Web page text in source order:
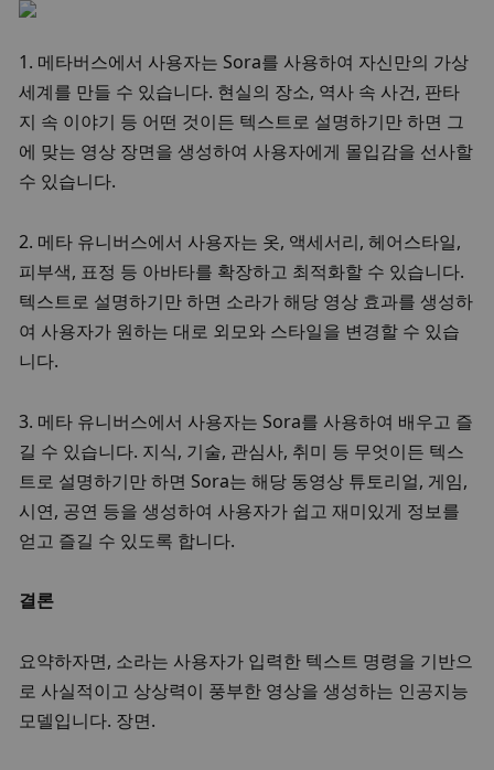
1. 메타버스에서 사용자는 Sora를 사용하여 자신만의 가상
세계를 만들 수 있습니다. 현실의 장소, 역사 속 사건, 판타
지 속 이야기 등 어떤 것이든 텍스트로 설명하기만 하면 그
에 맞는 영상 장면을 생성하여 사용자에게 몰입감을 선사할
수 있습니다.
2. 메타 유니버스에서 사용자는 옷, 액세서리, 헤어스타일,
피부색, 표정 등 아바타를 확장하고 최적화할 수 있습니다.
텍스트로 설명하기만 하면 소라가 해당 영상 효과를 생성하
여 사용자가 원하는 대로 외모와 스타일을 변경할 수 있습
니다.
3. 메타 유니버스에서 사용자는 Sora를 사용하여 배우고 즐
길 수 있습니다. 지식, 기술, 관심사, 취미 등 무엇이든 텍스
트로 설명하기만 하면 Sora는 해당 동영상 튜토리얼, 게임,
시연, 공연 등을 생성하여 사용자가 쉽고 재미있게 정보를
얻고 즐길 수 있도록 합니다.
결론
요약하자면, 소라는 사용자가 입력한 텍스트 명령을 기반으
로 사실적이고 상상력이 풍부한 영상을 생성하는 인공지능
모델입니다. 장면.